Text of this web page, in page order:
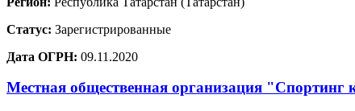
Статус: Зарегистрированные
Дата ОГРН: 09.11.2020
Местная общественная организация